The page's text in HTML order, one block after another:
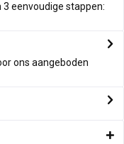
eenvoudige stappen:
ons aangeboden